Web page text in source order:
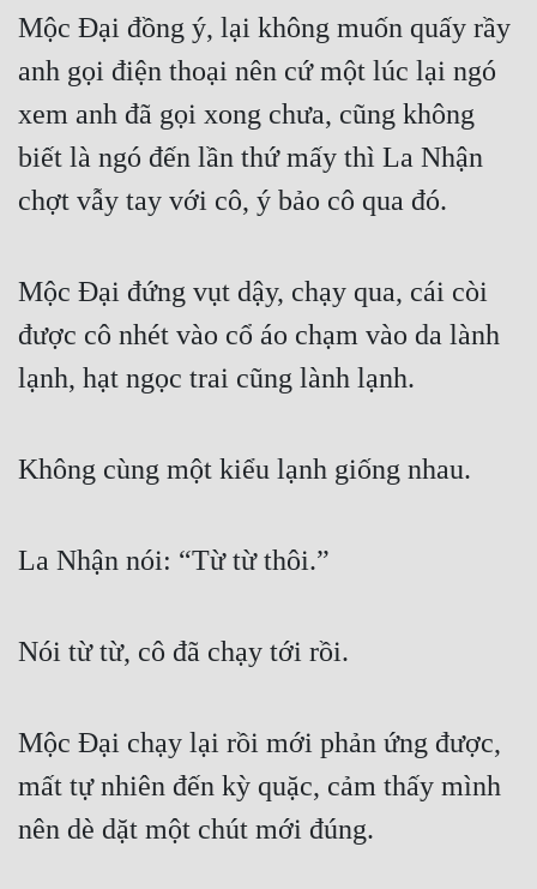
Thanh Xuân
Tiểu Thuyết
Trinh Thám
Trùng Sinh
Trọng Sinh
Tu Chân
Tội Phạm
Võ Hiệp
Xuyên Thư
Mộc Đại đồng ý, lại không muốn quấy rầy
anh gọi điện thoại nên cứ một lúc lại ngó
xem anh đã gọi xong chưa, cũng không
biết là ngó đến lần thứ mấy thì La Nhận
chợt vẫy tay với cô, ý bảo cô qua đó.
Mộc Đại đứng vụt dậy, chạy qua, cái còi
được cô nhét vào cổ áo chạm vào da lành
lạnh, hạt ngọc trai cũng lành lạnh.
Không cùng một kiểu lạnh giống nhau.
La Nhận nói: “Từ từ thôi.”
Nói từ từ, cô đã chạy tới rồi.
Mộc Đại chạy lại rồi mới phản ứng được,
mất tự nhiên đến kỳ quặc, cảm thấy mình
nên dè dặt một chút mới đúng.